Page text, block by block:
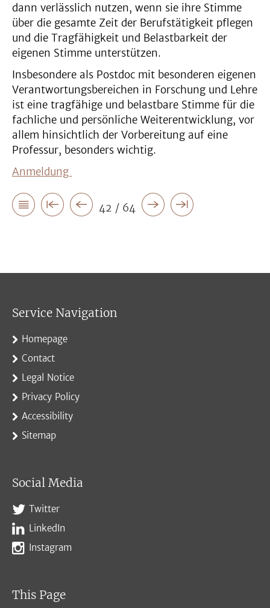
dann verlässlich nutzen, wenn sie ihre Stimme
über die gesamte Zeit der Berufstätigkeit pflegen
und die Tragfähigkeit und Belastbarkeit der
eigenen Stimme unterstützen.
Insbesondere als Postdoc mit besonderen eigenen
Verantwortungsbereichen in Forschung und Lehre
ist eine tragfähige und belastbare Stimme für die
fachliche und persönliche Weiterentwicklung, vor
allem hinsichtlich der Vorbereitung auf eine
Professur, besonders wichtig.
Anmeldung
42 / 64
Service Navigation
Homepage
Contact
Legal Notice
Privacy Policy
Accessibility
Sitemap
Social Media
Twitter
LinkedIn
Instagram
This Page